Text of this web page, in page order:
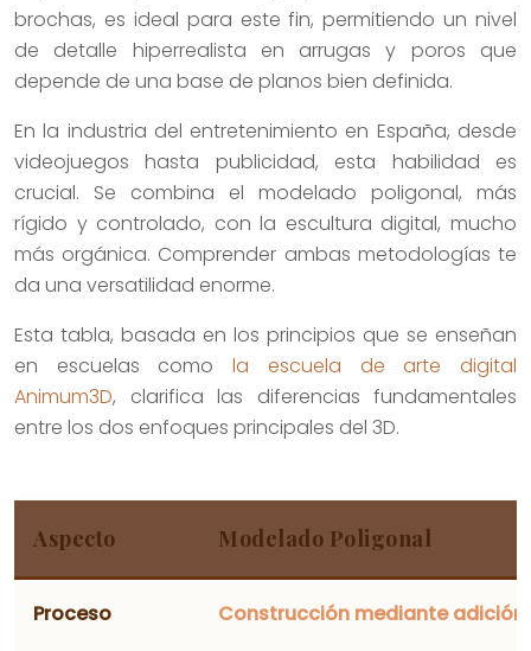
brochas, es ideal para este fin, permitiendo un nivel
de detalle hiperrealista en arrugas y poros que
depende de una base de planos bien definida.
En la industria del entretenimiento en España, desde
videojuegos hasta publicidad, esta habilidad es
crucial. Se combina el modelado poligonal, más
rígido y controlado, con la escultura digital, mucho
más orgánica. Comprender ambas metodologías te
da una versatilidad enorme.
Esta tabla, basada en los principios que se enseñan
en escuelas comola escuela de arte digital
Animum3D, clarifica las diferencias fundamentales
entre los dos enfoques principales del 3D.
Aspecto Modelado Poligonal
Proceso Construcción mediante